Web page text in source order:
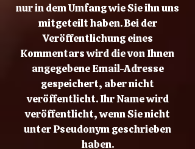
nur in dem Umfang wie Sie ihn uns
mitgeteilt haben. Bei der
Veröffentlichung eines
Kommentars wird die von Ihnen
angegebene Email-Adresse
gespeichert, aber nicht
veröffentlicht. Ihr Name wird
veröffentlicht, wenn Sie nicht
unter Pseudonym geschrieben
haben.